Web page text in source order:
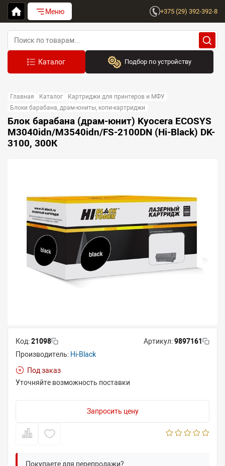
Меню +375 (29) 392-392-8
Подбор по устройству
Выберите бренд
Устройство:
Сначала выберите бренд
Главная Каталог
Картриджи для принтеров и МФУ
Блоки барабана, драм-юниты, копи-картриджи
Блок барабана (драм-юнит) Kyocera ECOSYS
M3040idn/M3540idn/FS-2100DN (Hi-Black) DK-
3100, 300К
Код:21098 Артикул:9897161
Производитель: Hi-Black
Под заказ
Уточняйте возможность поставки
Запросить цену
Покупаете для перепродажи?